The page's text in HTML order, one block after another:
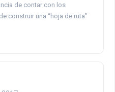
de contar con los
construir una “hoja de ruta”